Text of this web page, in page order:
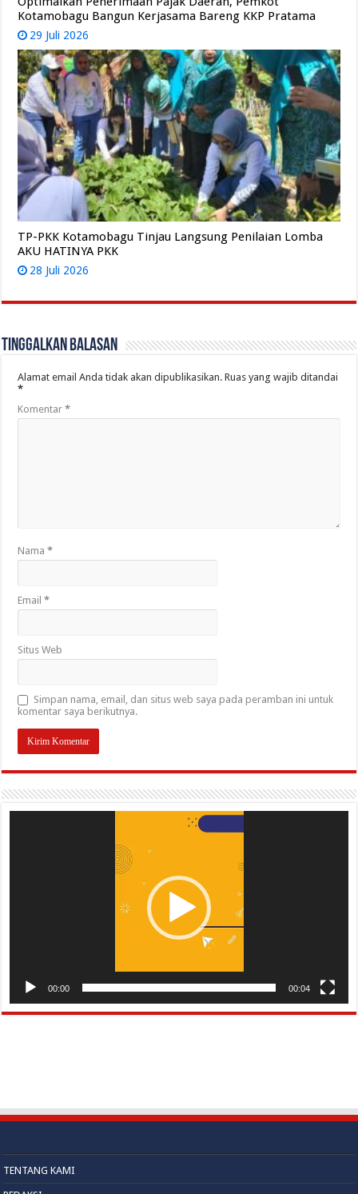
Kotamobagu Bangun Kerjasama Bareng KKP Pratama
29 Juli 2026
TP-PKK Kotamobagu Tinjau Langsung Penilaian Lomba
AKU HATINYA PKK
28 Juli 2026
Tinggalkan Balasan
Alamat email Anda tidak akan dipublikasikan. Ruas yang wajib ditandai
*
Komentar*
Nama*
Email*
Situs Web
Simpan nama, email, dan situs web saya pada peramban ini untuk
komentar saya berikutnya.
00:00 00:04
TENTANG KAMI